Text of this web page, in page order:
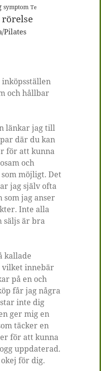
symptom Te
Pilates
och hållbar
länkar jag till
där du kan
för att kunna
och
möjligt. Det
jag själv ofta
som jag anser
Inte alla
säljs är bra
kallade
innebär
på en och
får jag några
inte dig
ger mig en
täcker en
för att kunna
uppdaterad.
för dig.